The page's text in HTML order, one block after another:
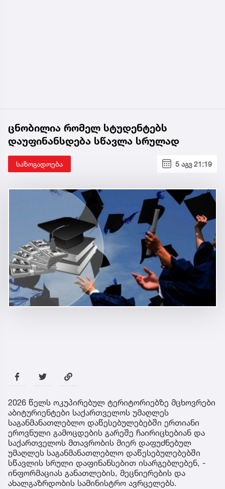
ცნობილია რომელ სტუდენტებს
დაუფინანსდება სწავლა სრულად
საზოგადოება 5 აგვ 21:19
2026 წელს ოკუპირებულ ტერიტორიებზე მცხოვრები
აბიტურიენტები საქართველოს უმაღლეს
საგანმანათლებლო დაწესებულებებში ერთიანი
ეროვნული გამოცდების გარეშე ჩაირიცხებიან და
საქართველოს მთავრობის მიერ დაფუძნებულ
უმაღლეს საგანმანათლებლო დაწესებულებებში
სწავლის სრული დაფინანსებით ისარგებლებენ, -
ინფორმაციას განათლების, მეცნიერების და
ახალგაზრდობის სამინისტრო ავრცელებს.